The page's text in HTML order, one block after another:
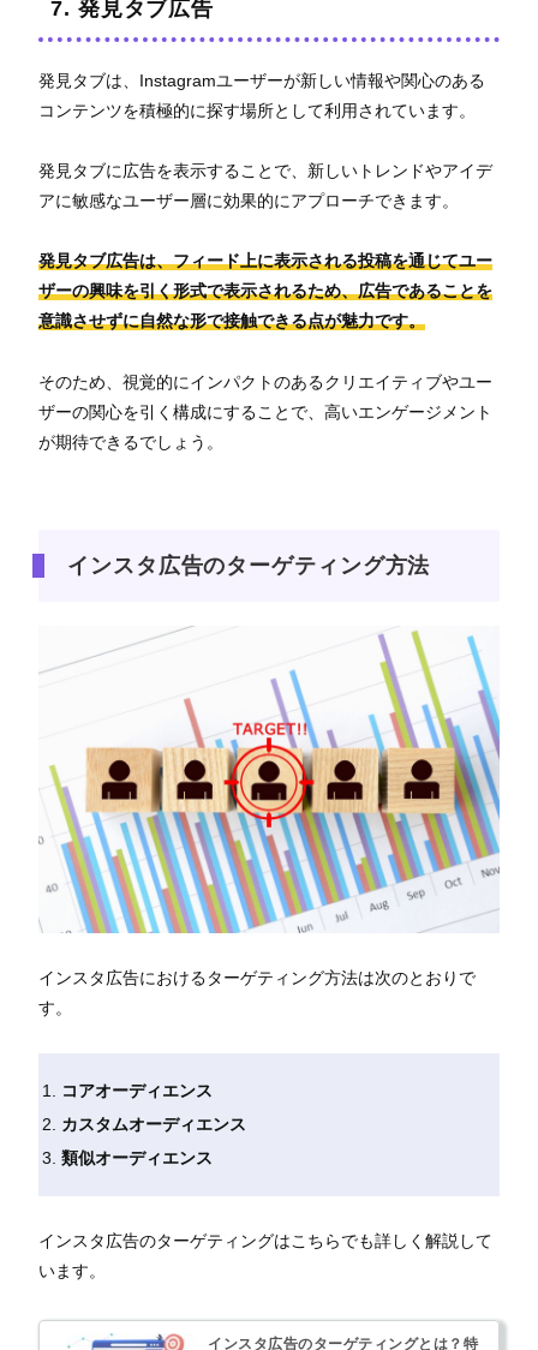
7. 発見タブ広告
発見タブは、Instagramユーザーが新しい情報や関心のある
コンテンツを積極的に探す場所として利用されています。
発見タブに広告を表示することで、新しいトレンドやアイデ
アに敏感なユーザー層に効果的にアプローチできます。
発見タブ広告は、フィード上に表示される投稿を通じてユー
ザーの興味を引く形式で表示されるため、広告であることを
意識させずに自然な形で接触できる点が魅力です。
そのため、視覚的にインパクトのあるクリエイティブやユー
ザーの関心を引く構成にすることで、高いエンゲージメント
が期待できるでしょう。
インスタ広告のターゲティング方法
インスタ広告におけるターゲティング方法は次のとおりで
す。
コアオーディエンス
カスタムオーディエンス
類似オーディエンス
インスタ広告のターゲティングはこちらでも詳しく解説して
います。
インスタ広告のターゲティングとは？特